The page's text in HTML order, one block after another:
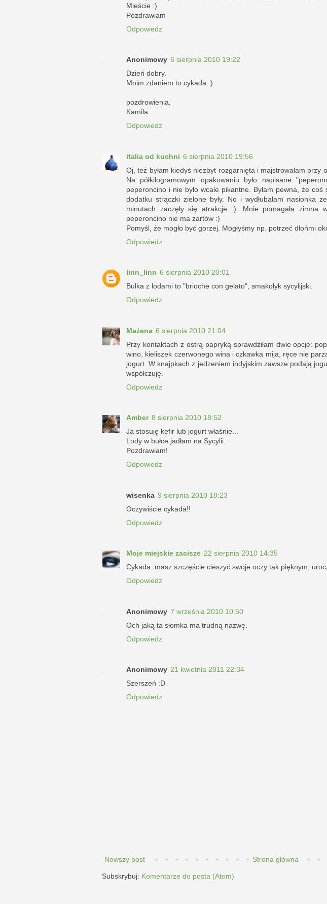
Mieście :)
Pozdrawiam
Odpowiedz
Anonimowy 6 sierpnia 2010 19:22
Dzień dobry.
Moim zdaniem to cykada :)
pozdrowienia,
Kamila
Odpowiedz
italia od kuchni 6 sierpnia 2010 19:56
Oj, też byłam kiedyś niezbyt rozgarnięta i majstrowałam przy
Na półkilogramowym opakowaniu było napisane
peperoncino i nie było wcale pikantne. Byłam pewna, że
dodatku strączki zielone były. No i wydłubałam nasionka
minutach zaczęły się atrakcje :). Mnie pomagała
peperoncino nie ma żartów :)
Pomyśl, że mogło być gorzej. Mogłyśmy np. potrzeć dłońmi
Odpowiedz
linn_linn 6 sierpnia 2010 20:01
Bulka z lodami to "brioche con gelato", smakolyk sycylijski.
Odpowiedz
Mażena 6 sierpnia 2010 21:04
Przy kontaktach z ostrą papryką sprawdziłam dwie opcje:
wino, kieliszek czerwonego wina i czkawka mija, ręce nie
jogurt. W knajpkach z jedzeniem indyjskim zawsze podają
współczuję.
Odpowiedz
Amber 8 sierpnia 2010 18:52
Ja stosuję kefir lub jogurt właśnie...
Lody w bułce jadłam na Sycylii.
Pozdrawiam!
Odpowiedz
wisenka 9 sierpnia 2010 18:23
Oczywiście cykada!!
Odpowiedz
Moje miejskie zacisze 22 sierpnia 2010 14:35
Cykada. masz szczęście cieszyć swoje oczy tak pięknym,
Odpowiedz
Anonimowy 7 września 2010 10:50
Och jaką ta słomka ma trudną nazwę.
Odpowiedz
Anonimowy 21 kwietnia 2011 22:34
Szerszeń :D
Odpowiedz
Nowszy post Strona główna
Subskrybuj: Komentarze do posta (Atom)